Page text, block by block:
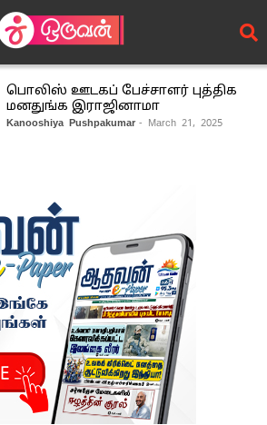
பொலிஸ் ஊடகப் பேச்சாளர் புத்திக
மனதுங்க இராஜினாமா
Kanooshiya Pushpakumar - March 21, 2025